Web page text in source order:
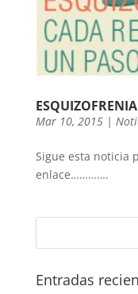
Mar 10, 2015|
Sigue esta noticia
enlace………….
Entradas